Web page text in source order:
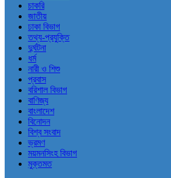
চাকরি
জাতীয়
ঢাকা বিভাগ
তথ্য-প্রযুক্তি
দুর্ঘটনা
ধর্ম
নারী ও শিশু
প্রবাস
বরিশাল বিভাগ
বাণিজ্য
বাংলাদেশ
বিনোদন
বিশ্ব সংবাদ
ভ্রমণ
ময়মনসিংহ বিভাগ
মুক্তমত